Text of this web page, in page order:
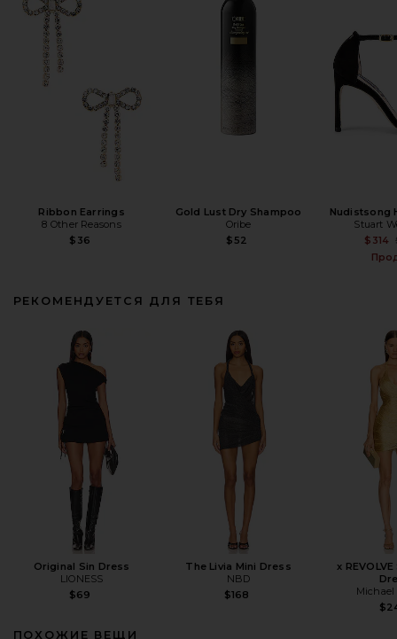
Ribbon Earrings
8 Other Reasons
$36
Gold Lust Dry Shampoo
Oribe
$52
Nudistsong
Stuart
$314
РЕКОМЕНДУЕТСЯ ДЛЯ ТЕБЯ
Original Sin Dress
LIONESS
$69
The Livia Mini Dress
NBD
$168
x
Michael
ПОХОЖИЕ ВЕЩИ